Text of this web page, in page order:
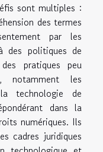
sont multiples :
des termes
par les
des politiques de
pratiques peu
notamment les
technologie de
dans la
numériques. Ils
cadres juridiques